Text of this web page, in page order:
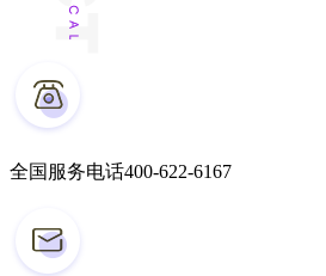
全国服务电话400-622-6167